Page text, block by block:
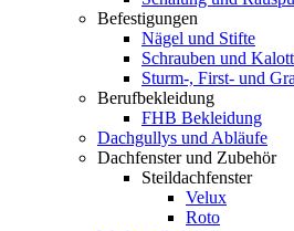
Befestigungen
Nägel und Stifte
Schrauben und
Sturm-, First- und
Berufbekleidung
FHB Bekleidung
Dachgullys und Abläufe
Dachfenster und Zubehör
Steildachfenster
Velux
Roto